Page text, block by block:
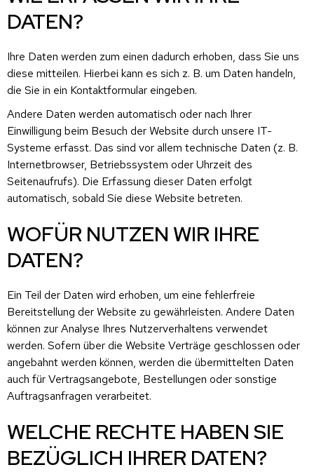
DATEN?
Ihre Daten werden zum einen dadurch erhoben, dass Sie uns
diese mitteilen. Hierbei kann es sich z. B. um Daten handeln,
die Sie in ein Kontaktformular eingeben.
Andere Daten werden automatisch oder nach Ihrer
Einwilligung beim Besuch der Website durch unsere IT-
Systeme erfasst. Das sind vor allem technische Daten (z. B.
Internetbrowser, Betriebssystem oder Uhrzeit des
Seitenaufrufs). Die Erfassung dieser Daten erfolgt
automatisch, sobald Sie diese Website betreten.
WOFÜR NUTZEN WIR IHRE
DATEN?
Ein Teil der Daten wird erhoben, um eine fehlerfreie
Bereitstellung der Website zu gewährleisten. Andere Daten
können zur Analyse Ihres Nutzerverhaltens verwendet
werden. Sofern über die Website Verträge geschlossen oder
angebahnt werden können, werden die übermittelten Daten
auch für Vertragsangebote, Bestellungen oder sonstige
Auftragsanfragen verarbeitet.
WELCHE RECHTE HABEN SIE
BEZÜGLICH IHRER DATEN?